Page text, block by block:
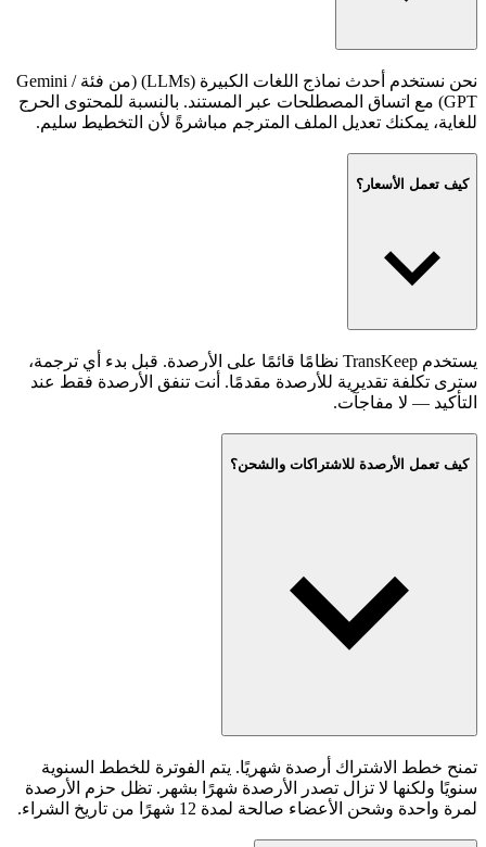
نحن نستخدم أحدث نماذج اللغات الكبيرة (LLMs) (من فئة Gemini /
GPT) مع اتساق المصطلحات عبر المستند. بالنسبة للمحتوى الحرج
للغاية، يمكنك تعديل الملف المترجم مباشرةً لأن التخطيط سليم.
كيف تعمل الأسعار؟
يستخدم TransKeep نظامًا قائمًا على الأرصدة. قبل بدء أي ترجمة،
سترى تكلفة تقديرية للأرصدة مقدمًا. أنت تنفق الأرصدة فقط عند
التأكيد — لا مفاجآت.
كيف تعمل الأرصدة للاشتراكات والشحن؟
تمنح خطط الاشتراك أرصدة شهريًا. يتم الفوترة للخطط السنوية
سنويًا ولكنها لا تزال تصدر الأرصدة شهرًا بشهر. تظل حزم الأرصدة
لمرة واحدة وشحن الأعضاء صالحة لمدة 12 شهرًا من تاريخ الشراء.